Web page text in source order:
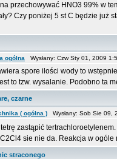
przechowywać HNO3 99% w
Czy poniżej 5 st C będzie już
ogólna Wysłany: Czw Sty 01, 2009
spore ilości wody to
to tzw. wysalanie. Podobno ta
czarne
( ogólna ) Wysłany: Sob Sie
tetrę zastąpić
sie nie da. Reakcja w ogóle
straconego